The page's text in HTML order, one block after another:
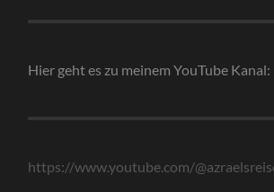
Hier geht es zu meinem YouTube Kanal:
https://www.youtube.com/